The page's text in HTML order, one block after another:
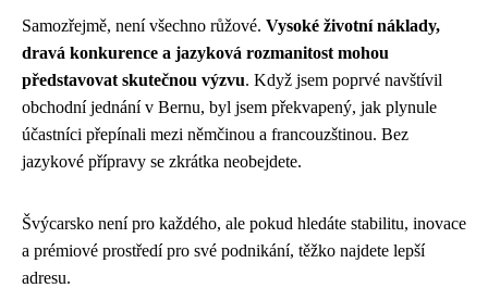
Samozřejmě, není všechno růžové. Vysoké životní náklady,
dravá konkurence a jazyková rozmanitost mohou
představovat skutečnou výzvu. Když jsem poprvé navštívil
obchodní jednání v Bernu, byl jsem překvapený, jak plynule
účastníci přepínali mezi němčinou a francouzštinou. Bez
jazykové přípravy se zkrátka neobejdete.
Švýcarsko není pro každého, ale pokud hledáte stabilitu, inovace
a prémiové prostředí pro své podnikání, těžko najdete lepší
adresu.